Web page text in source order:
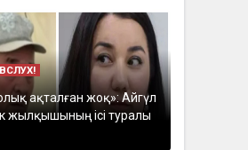
ақталған жоқ»: Айгүл
жылқышының ісі туралы